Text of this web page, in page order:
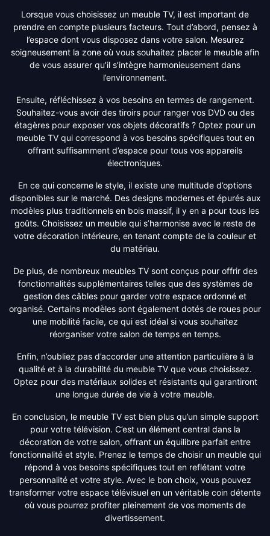
Lorsque vous choisissez un meuble TV, il est important de
prendre en compte plusieurs facteurs. Tout d’abord, pensez à
l’espace dont vous disposez dans votre salon. Mesurez
soigneusement la zone où vous souhaitez placer le meuble afin
de vous assurer qu’il s’intègre harmonieusement dans
l’environnement.
Ensuite, réfléchissez à vos besoins en termes de rangement.
Souhaitez-vous avoir des tiroirs pour ranger vos DVD ou des
étagères pour exposer vos objets décoratifs ? Optez pour un
meuble TV qui correspond à vos besoins spécifiques tout en
offrant suffisamment d’espace pour tous vos appareils
électroniques.
En ce qui concerne le style, il existe une multitude d’options
disponibles sur le marché. Des designs modernes et épurés aux
modèles plus traditionnels en bois massif, il y en a pour tous les
goûts. Choisissez un meuble qui s’harmonise avec le reste de
votre décoration intérieure, en tenant compte de la couleur et
du matériau.
De plus, de nombreux meubles TV sont conçus pour offrir des
fonctionnalités supplémentaires telles que des systèmes de
gestion des câbles pour garder votre espace ordonné et
organisé. Certains modèles sont également dotés de roues pour
une mobilité facile, ce qui est idéal si vous souhaitez
réorganiser votre salon de temps en temps.
Enfin, n’oubliez pas d’accorder une attention particulière à la
qualité et à la durabilité du meuble TV que vous choisissez.
Optez pour des matériaux solides et résistants qui garantiront
une longue durée de vie à votre meuble.
En conclusion, le meuble TV est bien plus qu’un simple support
pour votre télévision. C’est un élément central dans la
décoration de votre salon, offrant un équilibre parfait entre
fonctionnalité et style. Prenez le temps de choisir un meuble qui
répond à vos besoins spécifiques tout en reflétant votre
personnalité et votre style. Avec le bon choix, vous pouvez
transformer votre espace télévisuel en un véritable coin détente
où vous pourrez profiter pleinement de vos moments de
divertissement.